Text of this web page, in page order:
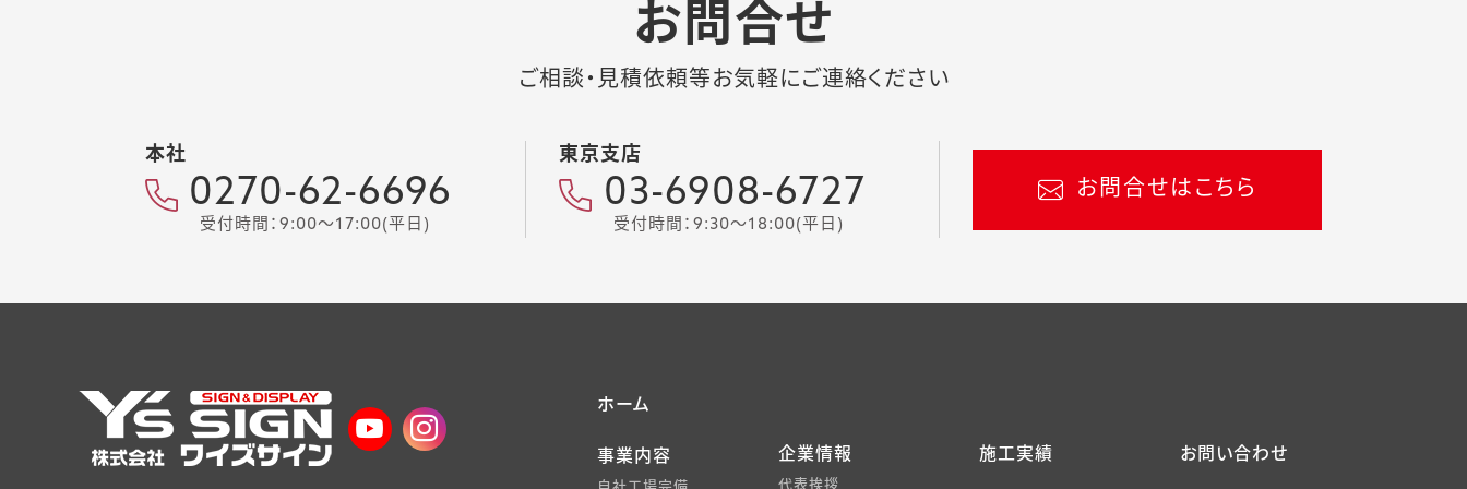
お問合せ
ご相談・見積依頼等お気軽にご連絡ください
本社
0270-62-6696
受付時間：9:00～17:00(平日)
東京支店
03-6908-6727
受付時間：9:30～18:00(平日)
お問合せはこちら
ホーム
事業内容 企業情報
代表挨拶
施工実績 お問い合わせ